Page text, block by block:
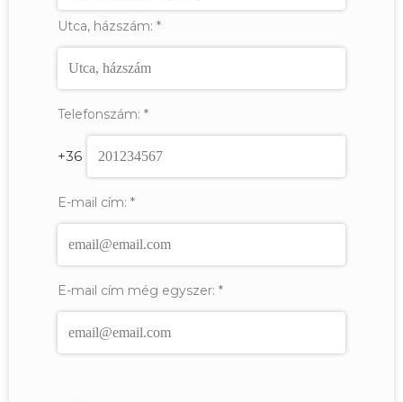
Utca, házszám: *
Telefonszám: *
+36
E-mail cím: *
E-mail cím még egyszer: *